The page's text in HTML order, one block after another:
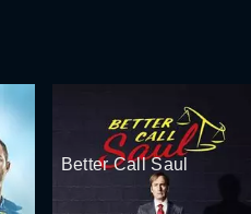
Better Call Saul